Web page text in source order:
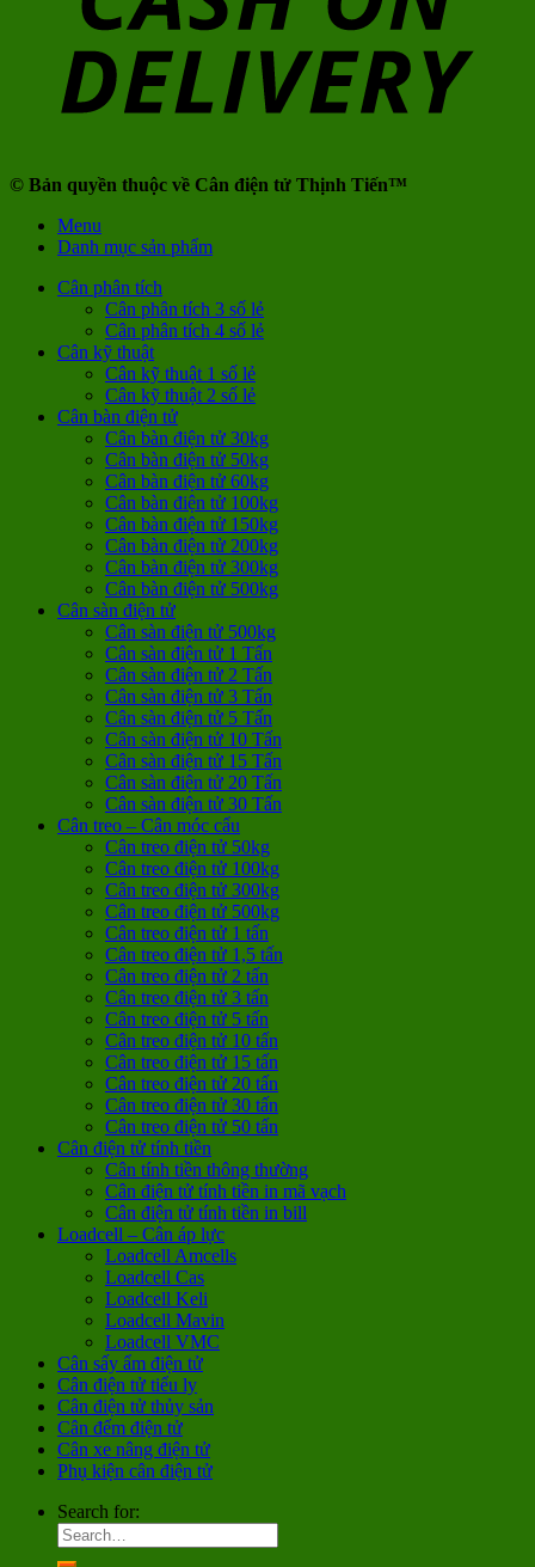
© Bản quyền thuộc về Cân điện tử Thịnh Tiến™
Menu
Danh mục sản phẩm
Cân phân tích
Cân phân tích 3 số lẻ
Cân phân tích 4 số lẻ
Cân kỹ thuật
Cân kỹ thuật 1 số lẻ
Cân kỹ thuật 2 số lẻ
Cân bàn điện tử
Cân bàn điện tử 30kg
Cân bàn điện tử 50kg
Cân bàn điện tử 60kg
Cân bàn điện tử 100kg
Cân bàn điện tử 150kg
Cân bàn điện tử 200kg
Cân bàn điện tử 300kg
Cân bàn điện tử 500kg
Cân sàn điện tử
Cân sàn điện tử 500kg
Cân sàn điện tử 1 Tấn
Cân sàn điện tử 2 Tấn
Cân sàn điện tử 3 Tấn
Cân sàn điện tử 5 Tấn
Cân sàn điện tử 10 Tấn
Cân sàn điện tử 15 Tấn
Cân sàn điện tử 20 Tấn
Cân sàn điện tử 30 Tấn
Cân treo – Cân móc cẩu
Cân treo điện tử 50kg
Cân treo điện tử 100kg
Cân treo điện tử 300kg
Cân treo điện tử 500kg
Cân treo điện tử 1 tấn
Cân treo điện tử 1,5 tấn
Cân treo điện tử 2 tấn
Cân treo điện tử 3 tấn
Cân treo điện tử 5 tấn
Cân treo điện tử 10 tấn
Cân treo điện tử 15 tấn
Cân treo điện tử 20 tấn
Cân treo điện tử 30 tấn
Cân treo điện tử 50 tấn
Cân điện tử tính tiền
Cân tính tiền thông thường
Cân điện tử tính tiền in mã vạch
Cân điện tử tính tiền in bill
Loadcell – Cân áp lực
Loadcell Amcells
Loadcell Cas
Loadcell Keli
Loadcell Mavin
Loadcell VMC
Cân sấy ẩm điện tử
Cân điện tử tiểu ly
Cân điện tử thủy sản
Cân đếm điện tử
Cân xe nâng điện tử
Phụ kiện cân điện tử
Search for: